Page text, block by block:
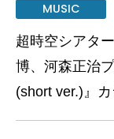
MUSIC
超時空シアタ
博、河森正治
(short ver.)』